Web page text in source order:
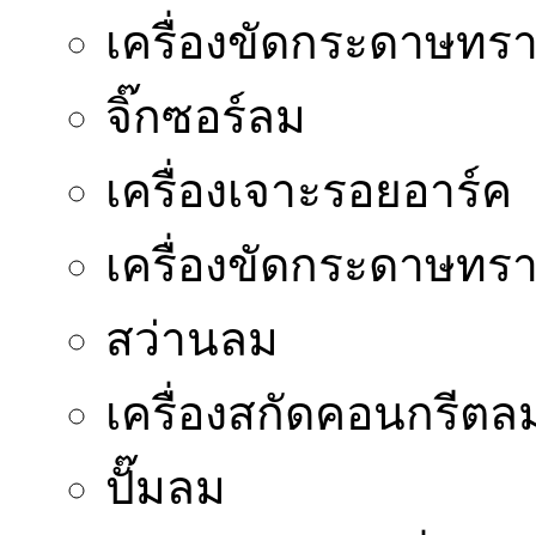
เครื่องขัดกระดาษท
จิ๊กซอร์ลม
เครื่องเจาะรอยอาร์ค
เครื่องขัดกระดาษท
สว่านลม
เครื่องสกัดคอนกรีตล
ปั๊มลม